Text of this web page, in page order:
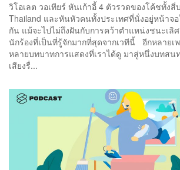
วิโอเลต​ วอเทียร์ หันเก้าอี้ 4 ตัวรวดของโค้ชทั้งสี่
Thailand และหันหัวคนทั้งประเทศที่นั่งอยู่หน้าจ
กัน แม้จะไปไม่ถึงฝันกับการคว้าตำแหน่งชนะเลิ
นักร้องที่เป็นที่รู้จักมากที่สุดจากเวทีนี้ อีกหลายเ
หลายบทบาทการแสดงที่เราได้ดู มาสู่หนึ่งบทสน
เสียงรื่...